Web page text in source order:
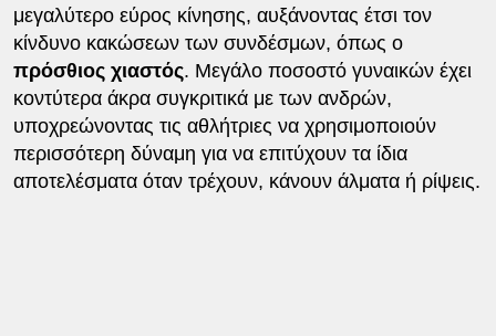
μεγαλύτερο εύρος κίνησης, αυξάνοντας έτσι τον
κίνδυνο κακώσεων των συνδέσμων, όπως ο
πρόσθιος χιαστός. Μεγάλο ποσοστό γυναικών έχει
κοντύτερα άκρα συγκριτικά με των ανδρών,
υποχρεώνοντας τις αθλήτριες να χρησιμοποιούν
περισσότερη δύναμη για να επιτύχουν τα ίδια
αποτελέσματα όταν τρέχουν, κάνουν άλματα ή ρίψεις.